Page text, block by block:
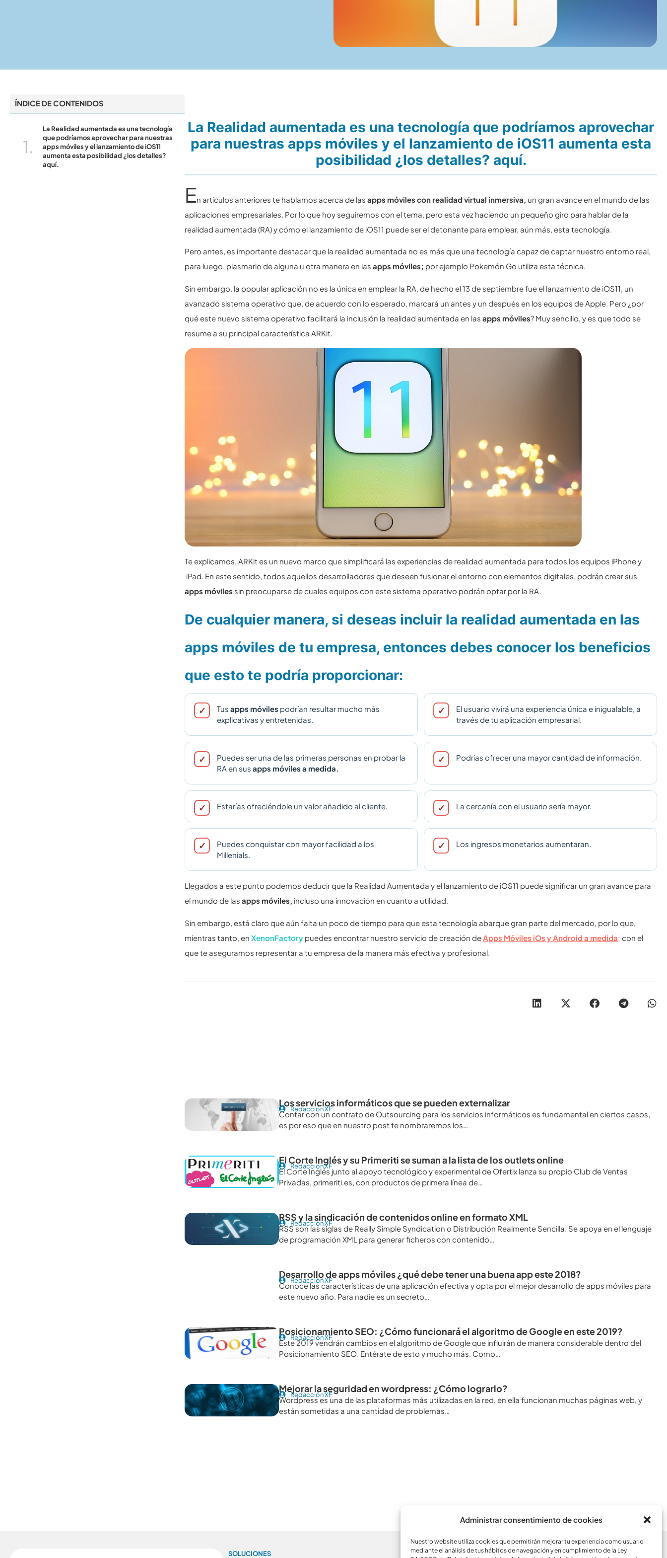
Administrar consentimiento de cookies
Nuestro website utiliza cookies que permitirán mejorar tu experiencia como usuario
mediante el análisis de tus hábitos de navegación y en cumplimiento de la Ley
ÍNDICE DE CONTENIDOS
La Realidad aumentada es una tecnología
que podríamos aprovechar para nuestras
apps móviles y el lanzamiento de iOS11
aumenta esta posibilidad ¿los detalles?
aquí.
La Realidad aumentada es una tecnología que podríamos aprovechar
para nuestras apps móviles y el lanzamiento de iOS11 aumenta esta
posibilidad ¿los detalles? aquí.
En artículos anteriores te hablamos acerca de lasapps móviles con realidad virtual inmersiva, un gran avance en el mundo de las
aplicaciones empresariales. Por lo que hoy seguiremos con el tema, pero esta vez haciendo un pequeño giro para hablar de la
realidad aumentada (RA) y cómo el lanzamiento de iOS11 puede ser el detonante para emplear, aún más, esta tecnología.
Pero antes, es importante destacar que la realidad aumentada no es más que una tecnología capaz de captar nuestro entorno real,
para luego, plasmarlo de alguna u otra manera en lasapps móviles; por ejemplo Pokemón Go utiliza esta técnica.
Sin embargo, la popular aplicación no es la única en emplear la RA, de hecho el 13 de septiembre fue el lanzamiento de iOS11, un
avanzado sistema operativo que, de acuerdo con lo esperado, marcará un antes y un después en los equipos de Apple. Pero ¿por
qué este nuevo sistema operativo facilitará la inclusión la realidad aumentada en lasapps móviles? Muy sencillo, y es que todo se
resume a su principal característica ARKit.
Te explicamos, ARKit es un nuevo marco que simplificará las experiencias de realidad aumentada para todos los equipos iPhone y
iPad. En este sentido, todos aquellos desarrolladores que deseen fusionar el entorno con elementos digitales, podrán crear sus
apps móviles sin preocuparse de cuales equipos con este sistema operativo podrán optar por la RA.
De cualquier manera, si deseas incluir la realidad aumentada en las
apps móviles de tu empresa, entonces debes conocer los beneficios
que esto te podría proporcionar:
Tusapps móviles podrían resultar mucho más
explicativas y entretenidas.
El usuario vivirá una experiencia única e inigualable, a
través de tu aplicación empresarial.
Puedes ser una de las primeras personas en probar la
RA en susapps móviles a medida.
Podrías ofrecer una mayor cantidad de información.
Estarías ofreciéndole un valor añadido al cliente. La cercanía con el usuario sería mayor.
Puedes conquistar con mayor facilidad a los
Millenials.
Los ingresos monetarios aumentaran.
Llegados a este punto podemos deducir que la Realidad Aumentada y el lanzamiento de iOS11 puede significar un gran avance para
el mundo de lasapps móviles, incluso una innovación en cuanto a utilidad.
Sin embargo, está claro que aún falta un poco de tiempo para que esta tecnología abarque gran parte del mercado, por lo que,
mientras tanto, enXenonFactory puedes encontrar nuestro servicio de creación deApps Móviles iOs y Android a medida; con el
que te aseguramos representar a tu empresa de la manera más efectiva y profesional.
Los servicios informáticos que se pueden externalizar
Redacción XF
Contar con un contrato de Outsourcing para los servicios informáticos es fundamental en ciertos casos,
es por eso que en nuestro post te nombraremos los…
El Corte Inglés y su Primeriti se suman a la lista de los outlets online
Redacción XF
El Corte Inglés junto al apoyo tecnológico y experimental de Ofertix lanza su propio Club de Ventas
Privadas, primeriti.es, con productos de primera línea de…
RSS y la sindicación de contenidos online en formato XML
Redacción XF
RSS son las siglas de Really Simple Syndication o Distribución Realmente Sencilla. Se apoya en el lenguaje
de programación XML para generar ficheros con contenido…
Desarrollo de apps móviles ¿qué debe tener una buena app este 2018?
Redacción XF
Conoce las características de una aplicación efectiva y opta por el mejor desarrollo de apps móviles para
este nuevo año. Para nadie es un secreto…
Posicionamiento SEO: ¿Cómo funcionará el algoritmo de Google en este 2019?
Redacción XF
Este 2019 vendrán cambios en el algoritmo de Google que influirán de manera considerable dentro del
Posicionamiento SEO. Entérate de esto y mucho más. Como…
Mejorar la seguridad en wordpress: ¿Cómo lograrlo?
Redacción XF
Wordpress es una de las plataformas más utilizadas en la red, en ella funcionan muchas páginas web, y
están sometidas a una cantidad de problemas…
SOLUCIONES ACCESOS